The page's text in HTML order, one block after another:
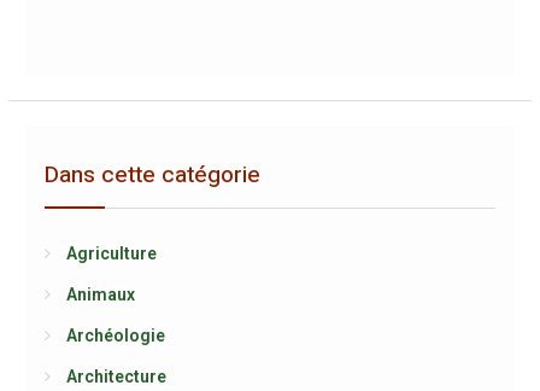
Dans cette catégorie
Agriculture
Animaux
Archéologie
Architecture